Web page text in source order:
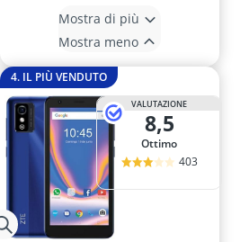
Mostra di più
Mostra meno
4. IL PIÙ VENDUTO
VALUTAZIONE
8,5
Ottimo
403